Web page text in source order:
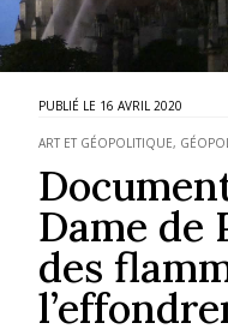
16 AVRIL 2020
ART ET GÉOPOLITIQUE,
Dame de
des